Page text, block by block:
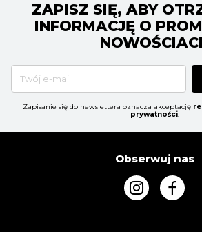
ZAPISZ SIĘ, ABY
INFORMACJĘ O
Zapisanie się do newslettera oznacza akceptację
prywatności.
Obserwuj nas